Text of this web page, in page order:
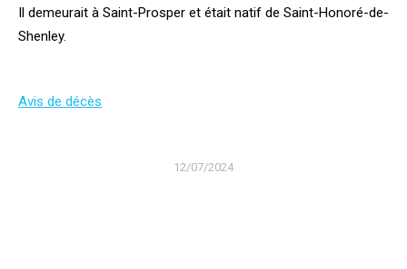
Il demeurait à Saint-Prosper et était natif de Saint-Honoré-de-
Shenley.
Avis de décès
12/07/2024